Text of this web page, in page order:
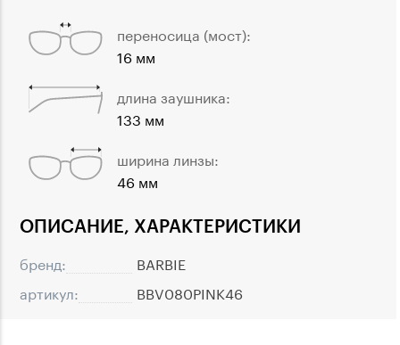
ОПИСАНИЕ, ХАРАКТЕРИСТИКИ
бренд:
BARBIE
артикул:
BBV080PINK46
переносица (мост):
16 мм
длина заушника:
133 мм
ширина линзы:
46 мм